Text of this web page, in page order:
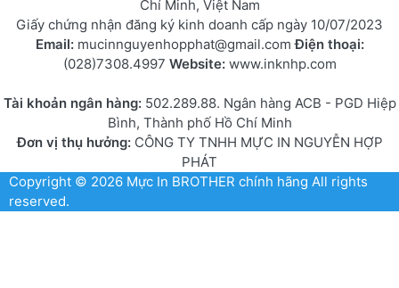
Chí Minh, Việt Nam
Giấy chứng nhận đăng ký kinh doanh cấp ngày 10/07/2023
Email: mucinnguyenhopphat@gmail.comĐiện thoại:
(028)7308.4997 Website: www.inknhp.com
Tài khoản ngân hàng: 502.289.88. Ngân hàng ACB - PGD Hiệp
Bình, Thành phố Hồ Chí Minh
Đơn vị thụ hưởng:CÔNG TY TNHH MỰC IN NGUYỄN HỢP
PHÁT
Copyright © 2026 Mực In BROTHER chính hãng All rights
reserved.